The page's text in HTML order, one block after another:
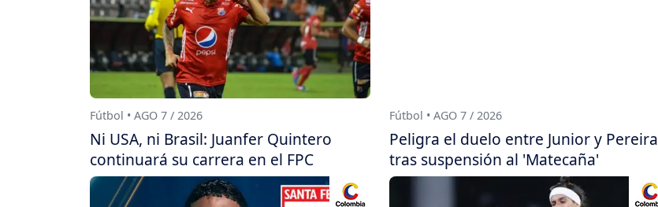
Fútbol • AGO 7 / 2026
Ni USA, ni Brasil: Juanfer Quintero
continuará su carrera en el FPC
Fútbol • AGO 7 / 2026
Peligra el duelo entre Junior y Pereira
tras suspensión al 'Matecaña'